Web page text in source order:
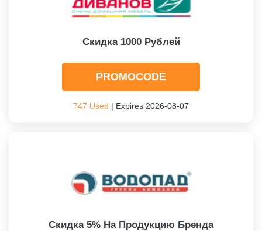
Скидка 1000 Рублей
PROMOCODE
747 Used | Expires 2026-08-07
Скидка 5% На Продукцию Бренда